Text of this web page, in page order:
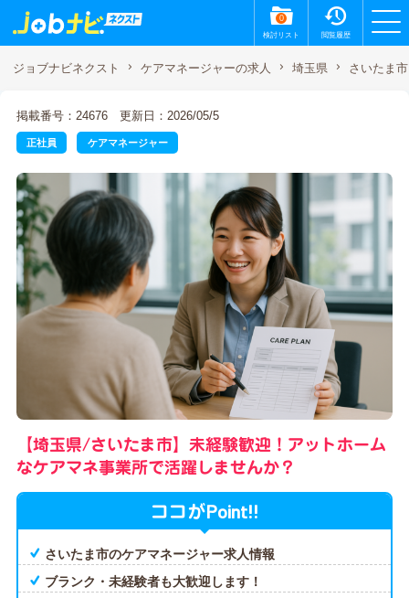
0
検討リスト 閲覧履歴
ジョブナビネクスト ケアマネージャーの求人 埼玉県 さいたま市
掲載番号：24676 更新日：2026/05/5
正社員 ケアマネージャー
【埼玉県/さいたま市】未経験歓迎！アットホーム
なケアマネ事業所で活躍しませんか？
ココがPoint!!
さいたま市のケアマネージャー求人情報
ブランク・未経験者も大歓迎します！